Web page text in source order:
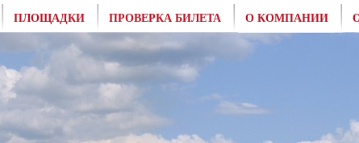
ПЛОЩАДКИ ПРОВЕРКА БИЛЕТА О КОМПАНИИ